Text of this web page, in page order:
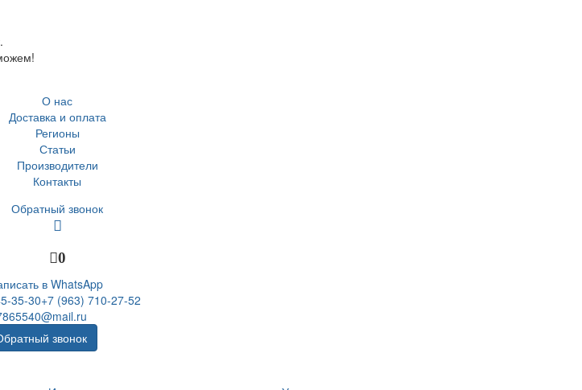
О нас
Доставка и оплата
Регионы
Статьи
Производители
Контакты
Обратный звонок
0
в WhatsApp
35-30+7 (963) 710-27-52
звонок